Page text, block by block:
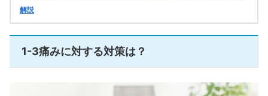
解説
1-3痛みに対する対策は？